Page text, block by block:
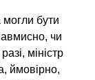
могли бути
чи
міністр
ймовірно,